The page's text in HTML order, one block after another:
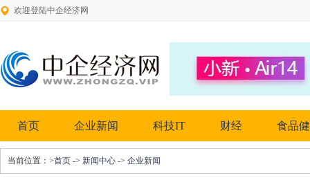
欢迎登陆中企经济网
首页 企业新闻 科技IT 财经 食品
当前位置： >首页 -> 新闻中心 -> 企业新闻